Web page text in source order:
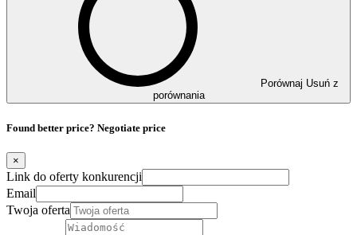
Porównaj Usuń z
porównania
Found better price? Negotiate price
×
Link do oferty konkurencji
Email
Twoja oferta